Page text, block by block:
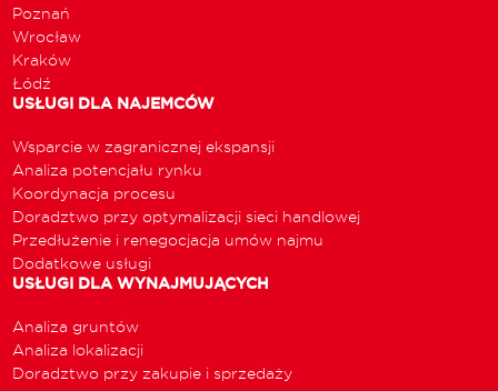
Poznań
Wrocław
Kraków
Łódź
USŁUGI DLA NAJEMCÓW
Wsparcie w zagranicznej ekspansji
Analiza potencjału rynku
Koordynacja procesu
Doradztwo przy optymalizacji sieci handlowej
Przedłużenie i renegocjacja umów najmu
Dodatkowe usługi
USŁUGI DLA WYNAJMUJĄCYCH
Analiza gruntów
Analiza lokalizacji
Doradztwo przy zakupie i sprzedaży